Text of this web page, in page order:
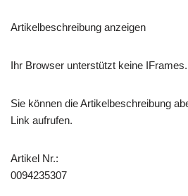
Artikelbeschreibung anzeigen
Ihr Browser unterstützt keine IFrames.
Sie können die Artikelbeschreibung
Link aufrufen.
Artikel Nr.:
0094235307